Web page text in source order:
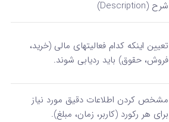
شرح (Description)
تعیین اینکه کدام فعالیتهای مالی (خرید،
فروش، حقوق) باید ردیابی شوند.
مشخص کردن اطلاعات دقیق مورد نیاز
برای هر رکورد (کاربر، زمان، مبلغ).